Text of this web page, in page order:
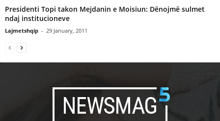
Presidenti Topi takon Mejdanin e Moisiun: Dënojmë sulmet
ndaj institucioneve
Lajmetshqip - 29 January, 2011